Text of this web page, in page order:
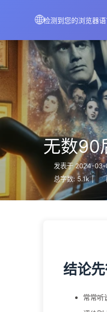
🌐检测到您的浏览器
AIMeticulously
无数90
发表于 2024-03-
总字数: 5.1k |
结论
常常听